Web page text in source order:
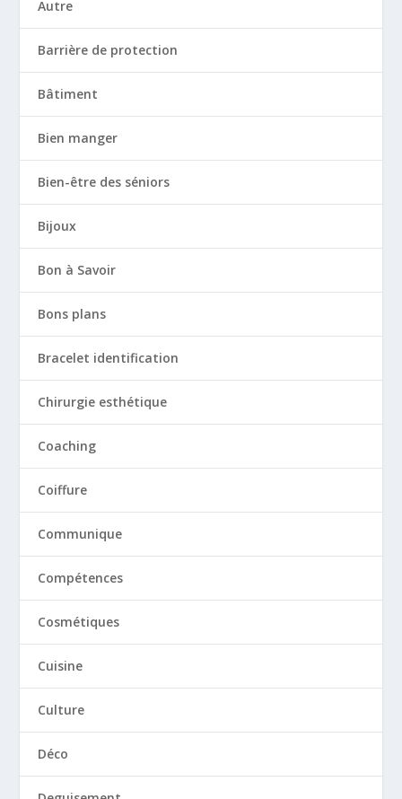
Autre
Barrière de protection
Bâtiment
Bien manger
Bien-être des séniors
Bijoux
Bon à Savoir
Bons plans
Bracelet identification
Chirurgie esthétique
Coaching
Coiffure
Communique
Compétences
Cosmétiques
Cuisine
Culture
Déco